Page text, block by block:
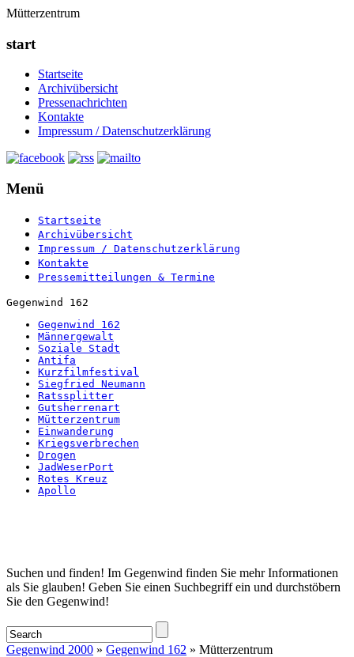
Mütterzentrum
start
Startseite
Archivübersicht
Pressenachrichten
Kontakte
Impressum / Datenschutzerklärung
Menü
Startseite
Archivübersicht
Impressum / Datenschutzerklärung
Kontakte
Pressemitteilungen & Termine
Gegenwind 162
Gegenwind 162
Männergewalt
Soziale Stadt
Antifa
Kurzfilmfestival
Siegfried Neumann
Ratssplitter
Gutsherrenart
Mütterzentrum
Einwanderung
Kriegsverbrechen
Drogen
JadWeserPort
Rotes Kreuz
Apollo
Startseite
Suchen und finden! Im Gegenwind finden Sie mehr Informationen
als Sie glauben! Geben Sie einen Suchbegriff ein und durchstöbern
Sie den Gegenwind!
Gegenwind 2000 » Gegenwind 162 » Mütterzentrum